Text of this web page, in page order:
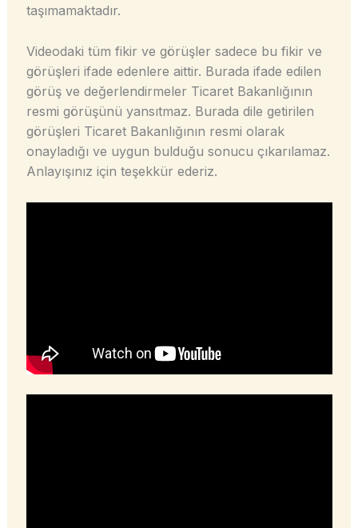
taşımamaktadır.
Videodaki tüm fikir ve görüşler sadece bu fikir ve
görüşleri ifade edenlere aittir. Burada ifade edilen
görüş ve değerlendirmeler Ticaret Bakanlığının
resmi görüşünü yansıtmaz. Burada dile getirilen
görüşleri Ticaret Bakanlığının resmi olarak
onayladığı ve uygun bulduğu sonucu çıkarılamaz.
Anlayışınız için teşekkür ederiz.